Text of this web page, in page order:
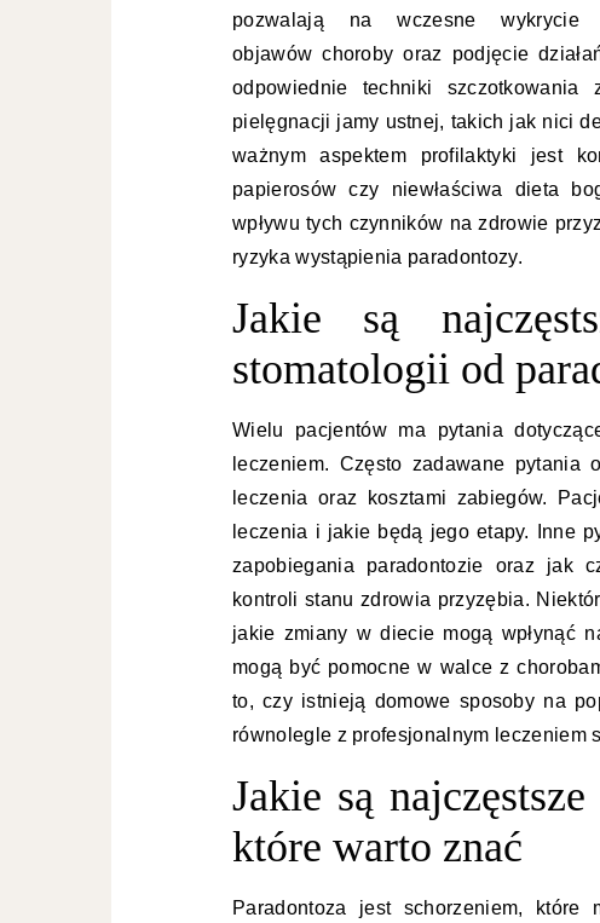
pozwalają na wczesne wykrycie
objawów choroby oraz podjęcie
odpowiednie techniki
pielęgnacji jamy ustnej, takich jak nici
ważnym aspektem profilaktyki jest
papierosów czy niewłaściwa dieta
wpływu tych czynników na zdrowie
ryzyka wystąpienia paradontozy.
Jakie są
stomatologii od
Wielu pacjentów ma pytania
leczeniem. Często zadawane pytania
leczenia oraz kosztami zabiegów.
leczenia i jakie będą jego etapy. Inne
zapobiegania paradontozie oraz jak
kontroli stanu zdrowia przyzębia.
jakie zmiany w diecie mogą wpłynąć
mogą być pomocne w walce z
to, czy istnieją domowe sposoby na
równolegle z profesjonalnym leczeniem
Jakie są
które warto znać
Paradontoza jest schorzeniem, które